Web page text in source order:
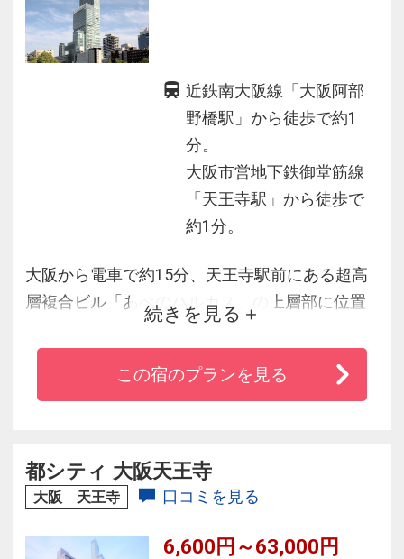
近鉄南大阪線「大阪阿部
野橋駅」から徒歩で約1
分。
大阪市営地下鉄御堂筋線
「天王寺駅」から徒歩で
約1分。
大阪から電車で約15分、天王寺駅前にある超高
層複合ビル「あべのハルカス」の上層部に位置
全室38階以上の眺望が自慢の天空ホテルの客室
でラグジュアリーなひと時をお過ごしくださ
続きを見る
この宿のプランを見る
都シティ 大阪天王寺
大阪 天王寺 口コミを見る
6,600円～63,000円